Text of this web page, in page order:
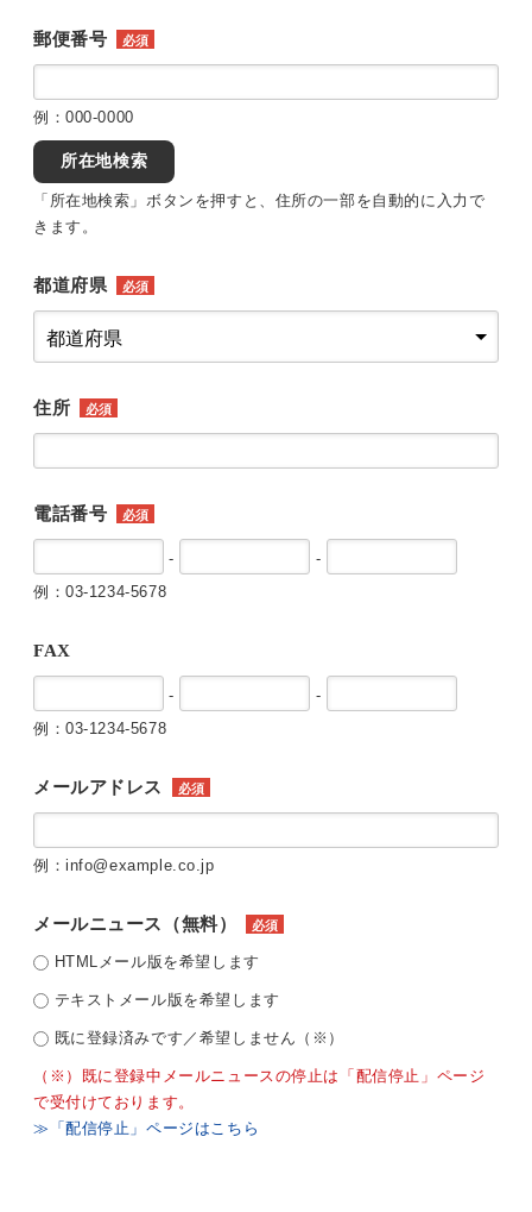
郵便番号 必須
例：000-0000
所在地検索
「所在地検索」ボタンを押すと、住所の一部を自動的に入力で
きます。
都道府県 必須
住所 必須
電話番号 必須
-
-
例：03-1234-5678
FAX
-
-
例：03-1234-5678
メールアドレス 必須
例：info@example.co.jp
メールニュース（無料） 必須
HTMLメール版を希望します
テキストメール版を希望します
既に登録済みです／希望しません（※）
（※）既に登録中メールニュースの停止は「配信停止」ページ
で受付けております。
≫「配信停止」ページはこちら